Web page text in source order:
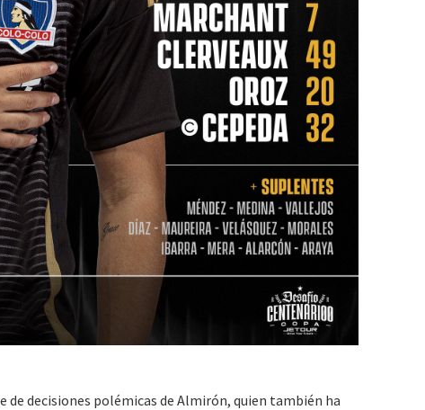
de decisiones polémicas de Almirón, quien también ha